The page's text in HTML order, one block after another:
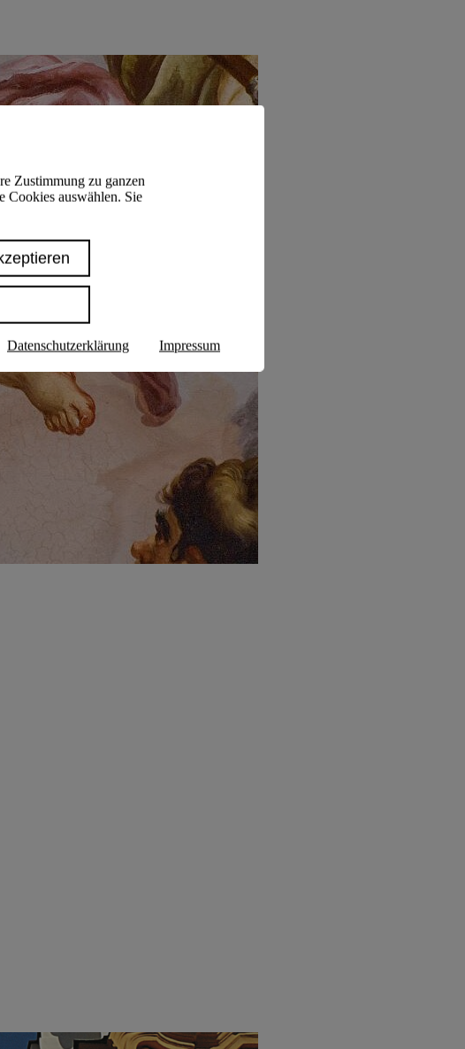
Zustimmung zu ganzen
Cookies auswählen. Sie
Datenschutzerklärung Impressum